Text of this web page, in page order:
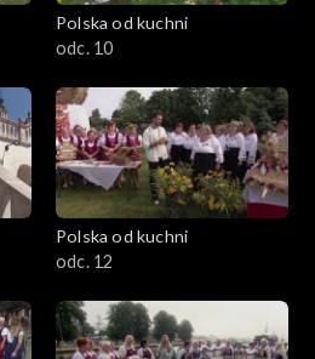
Polska od kuchni
odc. 10
Polska od kuchni
odc. 12